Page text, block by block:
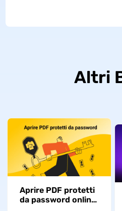
Altri
Aprire PDF protetti
da password online